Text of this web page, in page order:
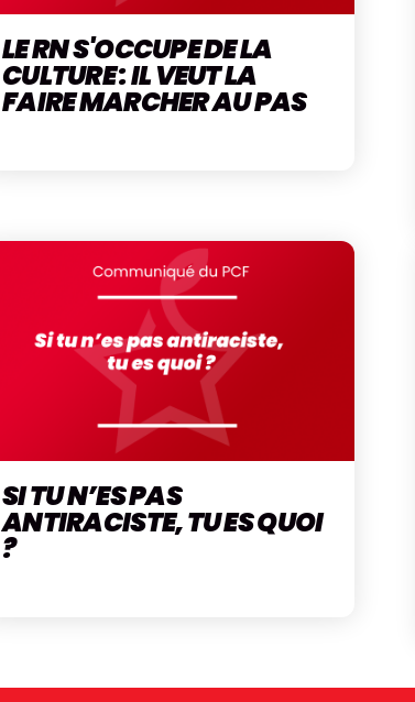
LE RN S'OCCUPE DE LA
CULTURE : IL VEUT LA
FAIRE MARCHER AU PAS
SI TU N’ES PAS
ANTIRACISTE, TU ES QUOI
?